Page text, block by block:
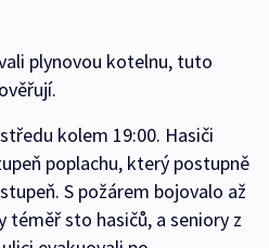
plynovou kotelnu, tuto
kolem 19:00. Hasiči
poplachu, který postupně
S požárem bojovalo až
sto hasičů, a seniory z